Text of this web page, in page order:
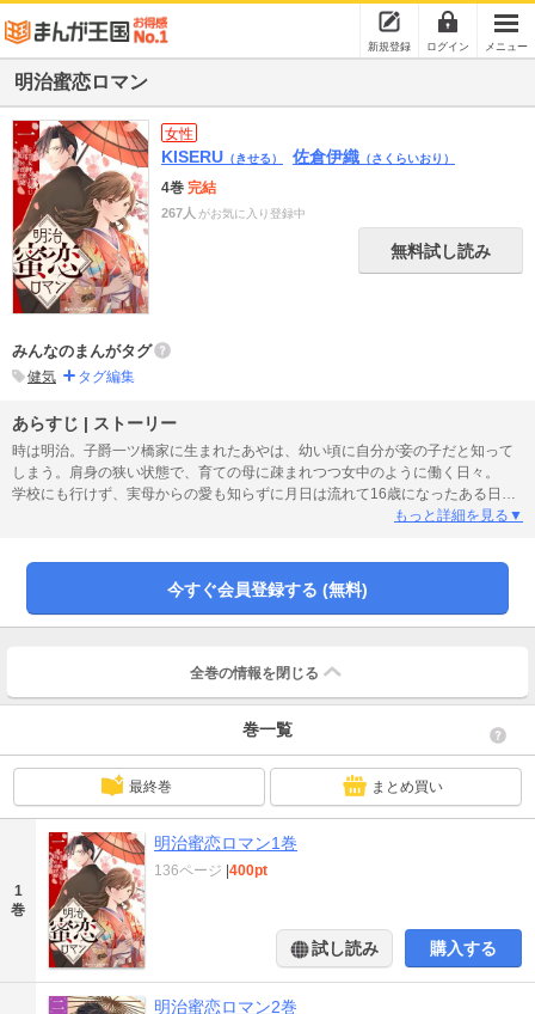
新規登録 ログイン メニュー
明治蜜恋ロマン
女性
KISERU （きせる） 佐倉伊織 （さくらいおり）
4巻 完結
267人 がお気に入り登録中
無料試し読み
みんなのまんがタグ
健気 タグ編集
あらすじ | ストーリー
時は明治。子爵一ツ橋家に生まれたあやは、幼い頃に自分が妾の子だと知って
しまう。肩身の狭い状態で、育ての母に疎まれつつ女中のように働く日々。
学校にも行けず、実母からの愛も知らずに月日は流れて16歳になったある日、
街に出かけた先で運命を変える男性に出会って…!? 「俺はきみを愛せないか
ンデレラストーリー！(この作品は電子コミック誌Berry’s Fantasy Vol. 16～20
に収録されています。重複購入にご注意ください)
もっと詳細を見る▼
今すぐ会員登録する (無料)
全巻の情報を 閉じる
巻一覧
最終巻 まとめ買い
1
巻
明治蜜恋ロマン1巻
136ページ |400pt
試し読み 購入する
明治蜜恋ロマン2巻